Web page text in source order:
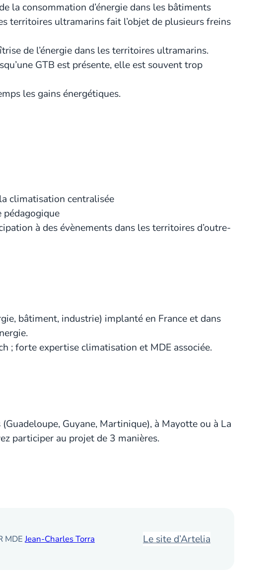
la consommation d’énergie dans les bâtiments
territoires ultramarins fait l’objet de plusieurs freins
de l’énergie dans les territoires ultramarins.
GTB est présente, elle est souvent trop
les gains énergétiques.
climatisation centralisée
pédagogique
à des évènements dans les territoires d’outre-
bâtiment, industrie) implanté en France et dans
; forte expertise climatisation et MDE associée.
Guyane, Martinique), à Mayotte ou à La
participer au projet de 3 manières.
MDEJean-Charles Torra Le site d’Artelia